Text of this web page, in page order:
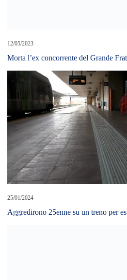
Aggredirono 25enne su un treno per